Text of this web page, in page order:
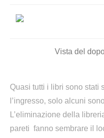
Vista del
Quasi tutti i libri sono stati
l’ingresso, solo alcuni
L’eliminazione della
pareti fanno sembrare il